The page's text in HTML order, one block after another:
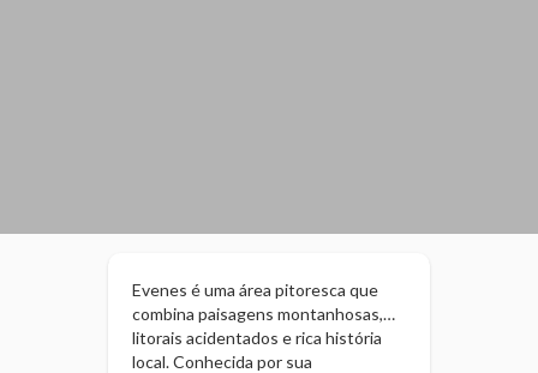
Evenes é uma área pitoresca que
combina paisagens montanhosas,
litorais acidentados e rica história
local. Conhecida por sua